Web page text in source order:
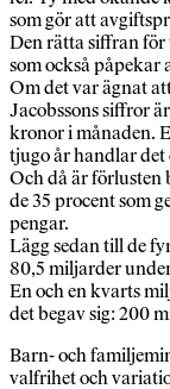
som gör att
Den rätta siffran för
som också påpekar
Om det var ägnat
Jacobssons siffror
kronor i månaden.
tjugo år handlar
Och då är
de 35 procent som
pengar.
Lägg sedan till de
80,5 miljarder
En och en kvarts
det begav sig: 200
Barn- och
valfrihet och